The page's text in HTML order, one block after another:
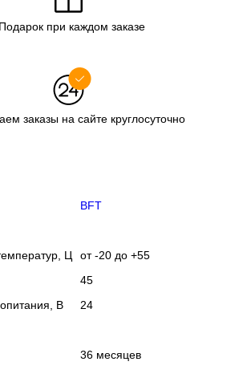
Подарок при каждом заказе
заказы на сайте круглосуточно
BFT
Ц
от -20 до +55
45
В
24
36 месяцев